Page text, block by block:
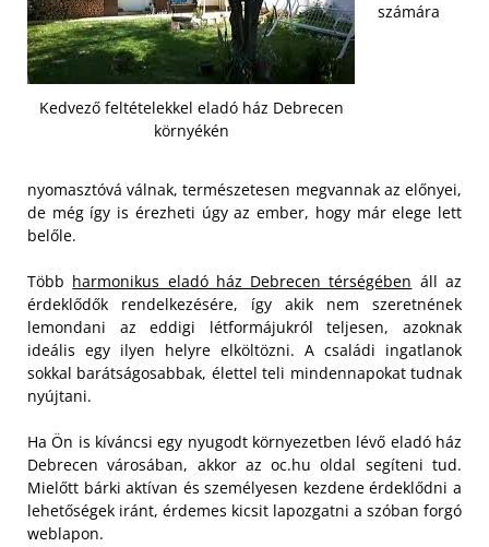
Kedvező feltételekkel eladó ház Debrecen
környékén
számára
nyomasztóvá válnak, természetesen megvannak az előnyei,
de még így is érezheti úgy az ember, hogy már elege lett
belőle.
Több harmonikus eladó ház Debrecen térségében áll az
érdeklődők rendelkezésére, így akik nem szeretnének
lemondani az eddigi létformájukról teljesen, azoknak
ideális egy ilyen helyre elköltözni. A családi ingatlanok
sokkal barátságosabbak, élettel teli mindennapokat tudnak
nyújtani.
Ha Ön is kíváncsi egy nyugodt környezetben lévő eladó ház
Debrecen városában, akkor az oc.hu oldal segíteni tud.
Mielőtt bárki aktívan és személyesen kezdene érdeklődni a
lehetőségek iránt, érdemes kicsit lapozgatni a szóban forgó
weblapon.